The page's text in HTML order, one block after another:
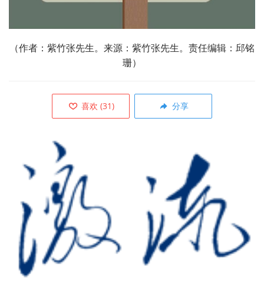
（作者： 紫竹张先生。来源： 紫竹张先生。责任编辑：邱铭
珊）
喜欢 (31) 分享